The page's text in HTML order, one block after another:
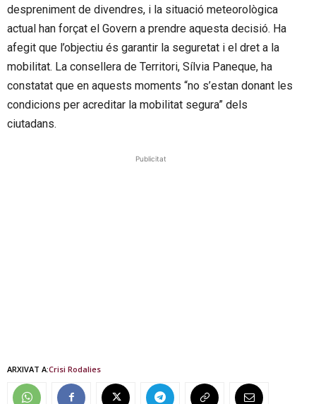
despreniment de divendres, i la situació meteorològica
actual han forçat el Govern a prendre aquesta decisió. Ha
afegit que l’objectiu és garantir la seguretat i el dret a la
mobilitat. La consellera de Territori, Sílvia Paneque, ha
constatat que en aquests moments “no s’estan donant les
condicions per acreditar la mobilitat segura” dels
ciutadans.
Publicitat
ARXIVAT A:Crisi Rodalies